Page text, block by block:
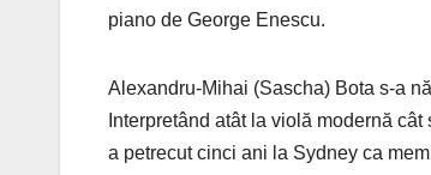
piano de George Enescu.
Alexandru-Mihai (Sascha) Bota s-a
Interpretând atât la violă modernă
a petrecut cinci ani la Sydney ca